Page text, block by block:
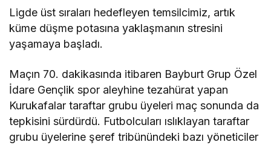
Ligde üst sıraları hedefleyen temsilcimiz, artık
küme düşme potasına yaklaşmanın stresini
yaşamaya başladı.
Maçın 70. dakikasında itibaren Bayburt Grup Özel
İdare Gençlik spor aleyhine tezahürat yapan
Kurukafalar taraftar grubu üyeleri maç sonunda da
tepkisini sürdürdü. Futbolcuları ıslıklayan taraftar
grubu üyelerine şeref tribünündeki bazı yöneticiler